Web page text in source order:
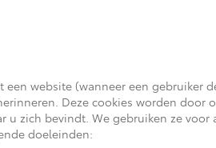
website (wanneer een
Deze cookies worden door
u zich bevindt. We gebruiken ze
doeleinden: